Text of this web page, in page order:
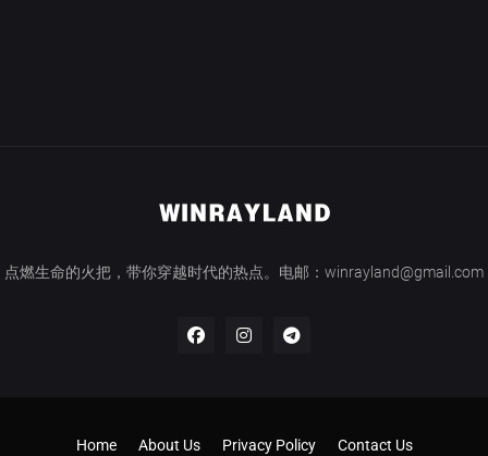
点燃生命的火把，带你穿越时代的热点。电邮：winrayland@gmail.com
Home About Us Privacy Policy Contact Us